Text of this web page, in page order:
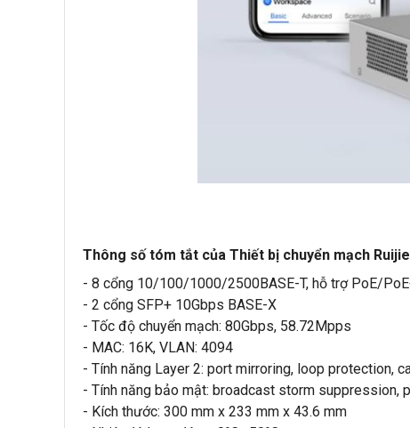
Thông số tóm tắt của Thiết bị chuyển mạch Ruijie
- 8 cổng 10/100/1000/2500BASE-T, hỗ trợ PoE/
- 2 cổng SFP+ 10Gbps BASE-X
- Tốc độ chuyển mạch: 80Gbps, 58.72Mpps
- MAC: 16K, VLAN: 4094
- Tính năng Layer 2: port mirroring, loop protection,
- Tính năng bảo mật: broadcast storm suppression,
- Kích thước: 300 mm x 233 mm x 43.6 mm